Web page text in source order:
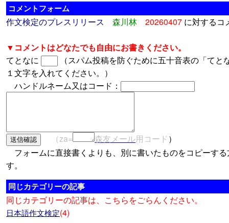
コメントフォーム
作文検定のプレスリリース 森川林 20260407 に対するコ
▼コメントはどなたでも自由にお書きください。
てとなに
（スパム投稿を防ぐために五十音表の「てと
１文字を入れてください。）
ハンドルネーム又はコード：
（za= 森友メール用コード）
フォームに直接書くよりも、別に書いたものをコピーす
す。
同じカテゴリーの記事
同じカテゴリーの記事は、こちらをごらんください。
日本語作文検定(4)